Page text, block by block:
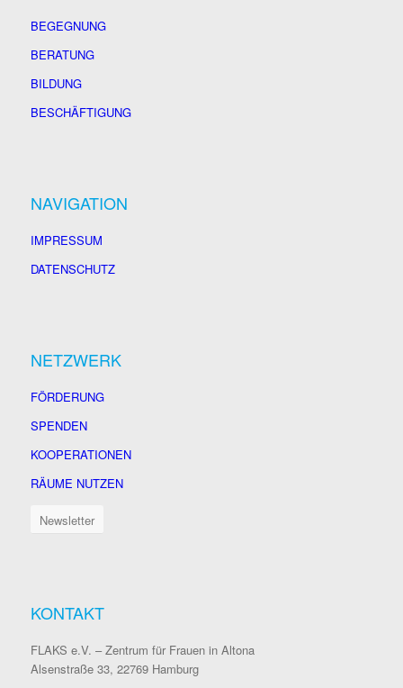
BEGEGNUNG
BERATUNG
BILDUNG
BESCHÄFTIGUNG
NAVIGATION
IMPRESSUM
DATENSCHUTZ
NETZWERK
FÖRDERUNG
SPENDEN
KOOPERATIONEN
RÄUME NUTZEN
Newsletter
KONTAKT
FLAKS e.V. – Zentrum für Frauen in Altona
Alsenstraße 33, 22769 Hamburg